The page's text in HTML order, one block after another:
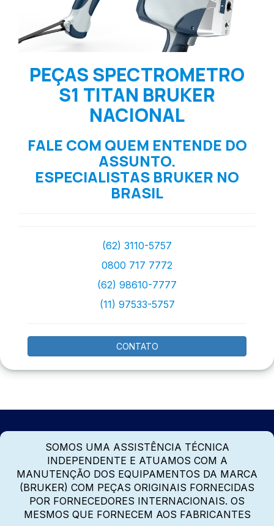
PEÇAS SPECTROMETRO
S1 TITAN BRUKER
NACIONAL
FALE COM QUEM ENTENDE DO
ASSUNTO.
ESPECIALISTAS BRUKER NO
BRASIL
(62) 3110-5757
0800 717 7772
(62) 98610-7777
(11) 97533-5757
CONTATO
SOMOS UMA ASSISTÊNCIA TÉCNICA
INDEPENDENTE E ATUAMOS COM A
MANUTENÇÃO DOS EQUIPAMENTOS DA MARCA
(BRUKER) COM PEÇAS ORIGINAIS FORNECIDAS
POR FORNECEDORES INTERNACIONAIS. OS
MESMOS QUE FORNECEM AOS FABRICANTES